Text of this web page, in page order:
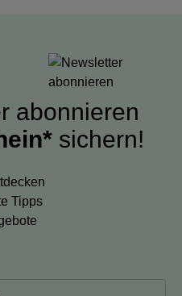
abonnieren
sichern!
Tipps